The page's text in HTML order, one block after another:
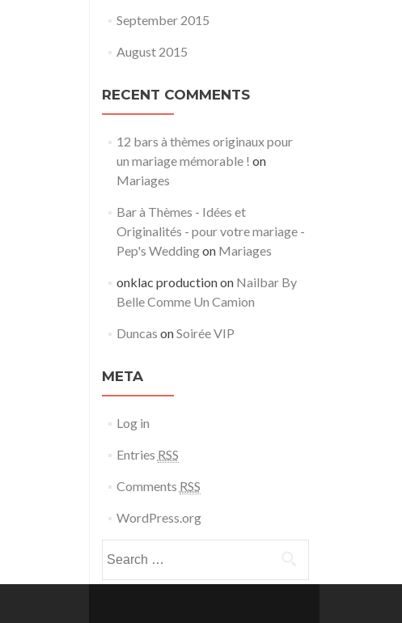
September 2015
August 2015
RECENT COMMENTS
12 bars à thèmes originaux pour
un mariage mémorable ! on
Mariages
Bar à Thèmes - Idées et
Originalités - pour votre mariage -
Pep's Weddingon Mariages
onklac productionon Nailbar By
Belle Comme Un Camion
Duncas onSoirée VIP
META
Log in
Entries RSS
Comments RSS
WordPress.org